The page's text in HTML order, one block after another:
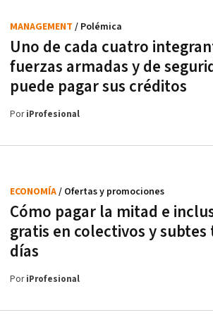
Uno de cada cuatro
fuerzas armadas y de
puede pagar sus créditos
MANAGEMENT / Polémica
PoriProfesional
Cómo pagar la mitad e
gratis en colectivos y subtes
días
ECONOMÍA/ Ofertas y promociones
PoriProfesional